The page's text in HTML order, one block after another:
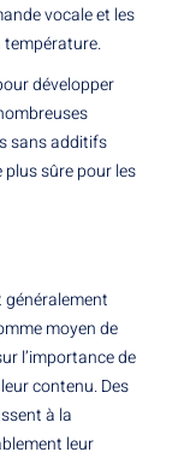
vocale et les
développer
sans additifs
sûre pour les
moyen de
l’importance de
contenu. Des
à la
leur